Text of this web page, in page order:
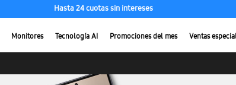
Hasta 24 cuotas sin intereses
Monitores Tecnología AI Promociones del mes Ventas